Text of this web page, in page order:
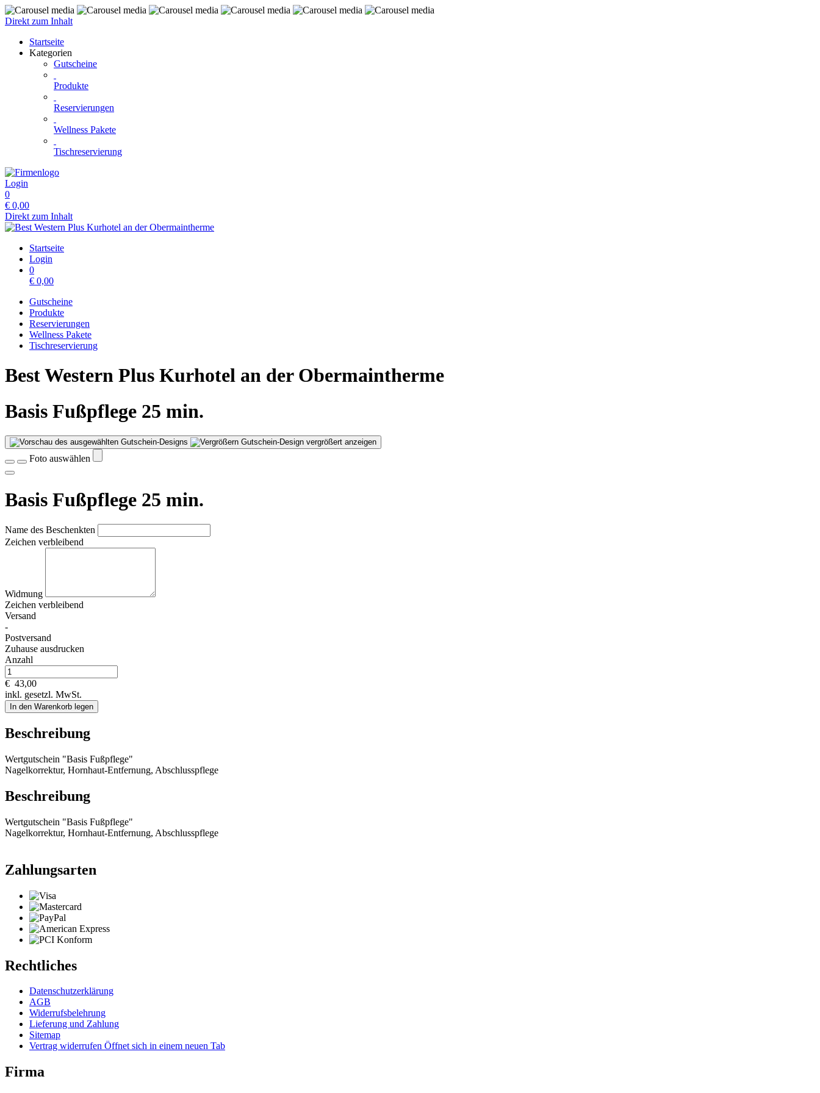
Direkt zum Inhalt
Startseite
Kategorien
Gutscheine
Produkte
Reservierungen
Wellness Pakete
Tischreservierung
Login
0
€ 0,00
Direkt zum Inhalt
Startseite
Login
0
€ 0,00
Gutscheine
Produkte
Reservierungen
Wellness Pakete
Tischreservierung
Best Western Plus Kurhotel an der Obermaintherme
Basis Fußpflege 25 min.
Gutschein-Design vergrößert anzeigen
Foto auswählen
Basis Fußpflege 25 min.
Name des Beschenkten
Zeichen verbleibend
Widmung
Zeichen verbleibend
Versand
-
Postversand
Zuhause ausdrucken
Anzahl
€ 43,00
inkl. gesetzl. MwSt.
In den Warenkorb legen
Beschreibung
Wertgutschein "Basis Fußpflege"
Nagelkorrektur, Hornhaut-Entfernung, Abschlusspflege
Beschreibung
Wertgutschein "Basis Fußpflege"
Nagelkorrektur, Hornhaut-Entfernung, Abschlusspflege
Zahlungsarten
Rechtliches
Datenschutzerklärung
AGB
Widerrufsbelehrung
Lieferung und Zahlung
Sitemap
Vertrag widerrufen Öffnet sich in einem neuen Tab
Firma